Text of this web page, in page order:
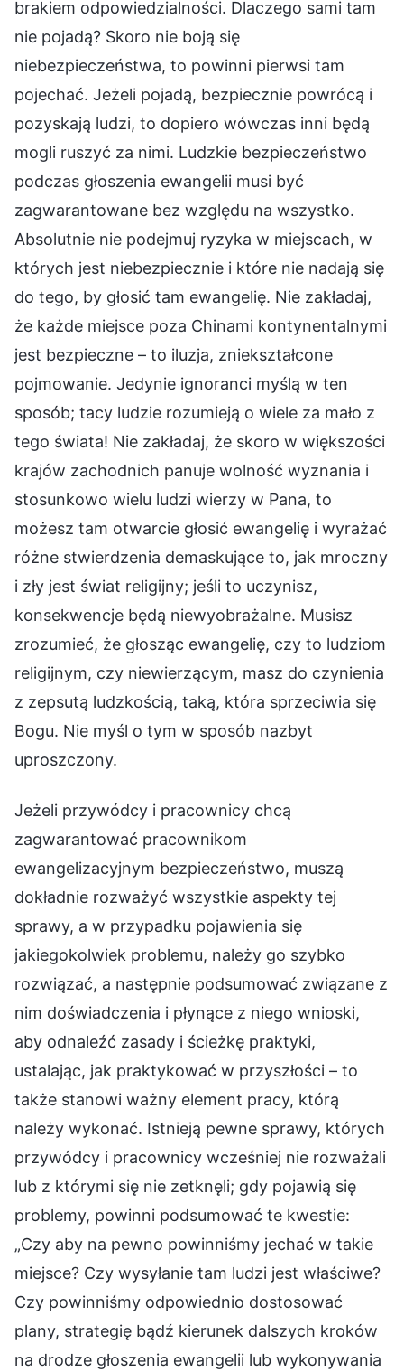
brakiem odpowiedzialności. Dlaczego sami tam
nie pojadą? Skoro nie boją się
niebezpieczeństwa, to powinni pierwsi tam
pojechać. Jeżeli pojadą, bezpiecznie powrócą i
pozyskają ludzi, to dopiero wówczas inni będą
mogli ruszyć za nimi. Ludzkie bezpieczeństwo
podczas głoszenia ewangelii musi być
zagwarantowane bez względu na wszystko.
Absolutnie nie podejmuj ryzyka w miejscach, w
których jest niebezpiecznie i które nie nadają się
do tego, by głosić tam ewangelię. Nie zakładaj,
że każde miejsce poza Chinami kontynentalnymi
jest bezpieczne – to iluzja, zniekształcone
pojmowanie. Jedynie ignoranci myślą w ten
sposób; tacy ludzie rozumieją o wiele za mało z
tego świata! Nie zakładaj, że skoro w większości
krajów zachodnich panuje wolność wyznania i
stosunkowo wielu ludzi wierzy w Pana, to
możesz tam otwarcie głosić ewangelię i wyrażać
różne stwierdzenia demaskujące to, jak mroczny
i zły jest świat religijny; jeśli to uczynisz,
konsekwencje będą niewyobrażalne. Musisz
zrozumieć, że głosząc ewangelię, czy to ludziom
religijnym, czy niewierzącym, masz do czynienia
z zepsutą ludzkością, taką, która sprzeciwia się
Bogu. Nie myśl o tym w sposób nazbyt
uproszczony.
Jeżeli przywódcy i pracownicy chcą
zagwarantować pracownikom
ewangelizacyjnym bezpieczeństwo, muszą
dokładnie rozważyć wszystkie aspekty tej
sprawy, a w przypadku pojawienia się
jakiegokolwiek problemu, należy go szybko
rozwiązać, a następnie podsumować związane z
nim doświadczenia i płynące z niego wnioski,
aby odnaleźć zasady i ścieżkę praktyki,
ustalając, jak praktykować w przyszłości – to
także stanowi ważny element pracy, którą
należy wykonać. Istnieją pewne sprawy, których
przywódcy i pracownicy wcześniej nie rozważali
lub z którymi się nie zetknęli; gdy pojawią się
problemy, powinni podsumować te kwestie:
„Czy aby na pewno powinniśmy jechać w takie
miejsce? Czy wysyłanie tam ludzi jest właściwe?
Czy powinniśmy odpowiednio dostosować
plany, strategię bądź kierunek dalszych kroków
na drodze głoszenia ewangelii lub wykonywania